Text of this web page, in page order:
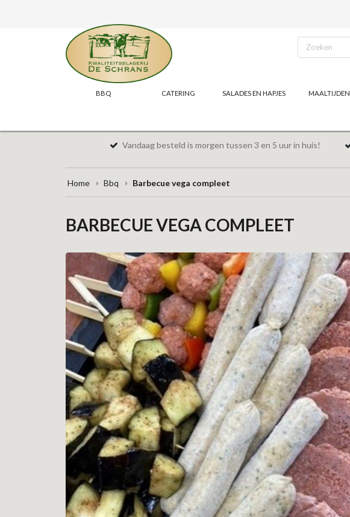
BBQ CATERING SALADES EN HAPJES MAALTIJDEN
Vandaag besteld is morgen tussen 3 en 5 uur in huis!
Home Bbq Barbecue vega compleet
BARBECUE VEGA COMPLEET